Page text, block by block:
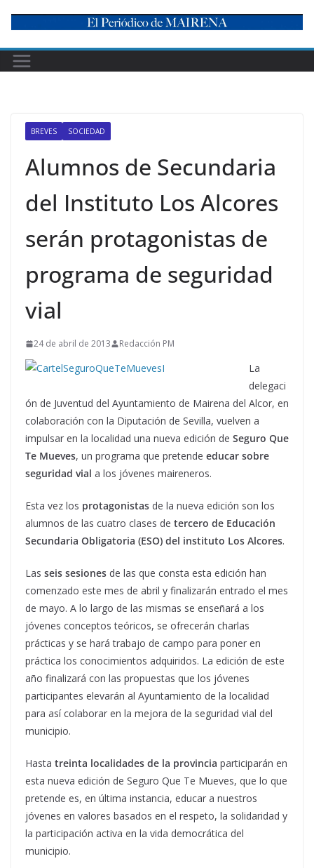
content
BREVES SOCIEDAD
Alumnos de Secundaria
del Instituto Los Alcores
serán protagonistas de
programa de seguridad
vial
24 de abril de 2013 Redacción PM
La
delegaci
ón de Juventud del Ayuntamiento de Mairena del Alcor, en
colaboración con la Diputación de Sevilla, vuelven a
impulsar en la localidad una nueva edición de Seguro Que
Te Mueves, un programa que pretende educar sobre
seguridad vial a los jóvenes maireneros.
Esta vez los protagonistas de la nueva edición son los
alumnos de las cuatro clases de tercero de Educación
Secundaria Obligatoria (ESO) del instituto Los Alcores.
Las seis sesiones de las que consta esta edición han
comenzado este mes de abril y finalizarán entrado el mes
de mayo. A lo largo de las mismas se enseñará a los
jóvenes conceptos teóricos, se ofrecerán charlas
prácticas y se hará trabajo de campo para poner en
práctica los conocimientos adquiridos. La edición de este
año finalizará con las propuestas que los jóvenes
participantes elevarán al Ayuntamiento de la localidad
para así colaborar en la mejora de la seguridad vial del
municipio.
Hasta treinta localidades de la provincia participarán en
esta nueva edición de Seguro Que Te Mueves, que lo que
pretende es, en última instancia, educar a nuestros
jóvenes en valores basados en el respeto, la solidaridad y
la participación activa en la vida democrática del
municipio.